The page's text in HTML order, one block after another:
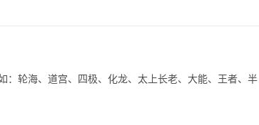
：轮海、道宫、四极、化龙、太上长老、大能、王者、半